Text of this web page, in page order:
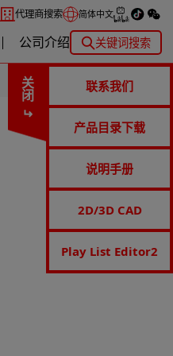
代理商搜索 简体中文
公司介绍 关键词搜索
关闭 联系我们
产品目录下载
说明手册
2D/3D CAD
Play List Editor2